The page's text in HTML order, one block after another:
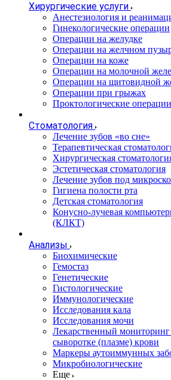
Хирургические услуги
Анестезиология и
Гинекологические операции
Операции на желудке
Операции на желчном
Операции на коже
Операции на молочной
Операции на щитовидной
Операции при грыжах
Проктологические операции
Стоматология
Лечение зубов «во сне»
Терапевтическая
Хирургическая
Эстетическая стоматология
Лечение зубов под
Гигиена полости рта
Детская стоматология
Конусно-лучевая
(КЛКТ)
Анализы
Биохимические
Гемостаз
Генетические
Гистологические
Иммунологические
Исследования кала
Исследования мочи
Лекарственный мониторинг
сыворотке (плазме) крови
Маркеры аутоиммунных
Микробиологические
Еще